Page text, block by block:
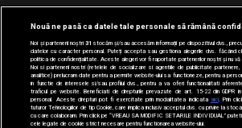
Urmărește-ne și pe
Nouă ne pasă ca datele tale personale să rămână
Noi și partenerii noștri31 stocăm și/sau accesăm informații pe dispozitivul dvs.,
datelor cu caracter personal. Puteți accepta sau gestiona alegerile dvs. făcând
politica de confidențialitate. Aceste alegeri vor fi raportate partenerilor noștri și nu
Noi si partenerii nostri (retelele de socializare si agentiile de publicitate
analitice) prelucram date pentru a permite website-ului sa functioneze, pentru a
in functie de interesele si/sau profilul dvs., pentru a va oferi functionalitati
traficul pe website. Beneficiati de drepturile prevazute de art. 15-22 din GDPR
personal. Aceste drepturi pot fi exercitate prin modalitatea indicata aici. Prin
tuturor Tehnologiilor de tip Cookie, care implica inclusiv acceptul dvs. cu privire la
cu care colaboram. Prin click pe “VREAU SA MODIFIC SETARILE INDIVIDUAL”
cele legate de cookie strict necesare pentru functionarea website-ului.